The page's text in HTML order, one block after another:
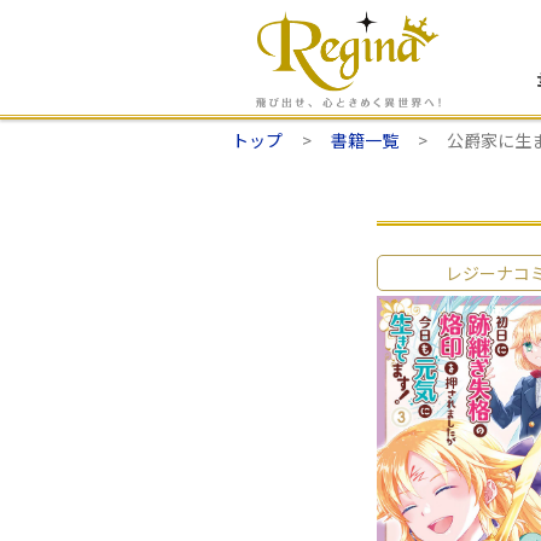
トップ 書籍一覧 公爵家に生
レジーナコ